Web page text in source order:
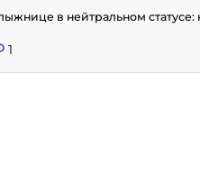
в нейтральном статусе:
1